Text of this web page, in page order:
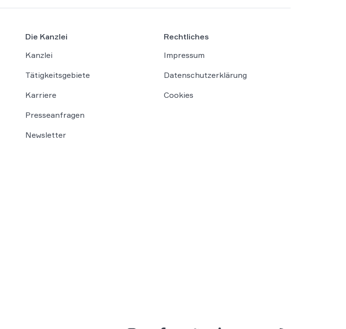
Die Kanzlei
Kanzlei
Tätigkeitsgebiete
Karriere
Presseanfragen
Newsletter
Rechtliches
Impressum
Datenschutzerklärung
Cookies